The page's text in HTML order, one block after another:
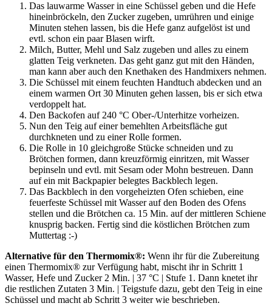
Das lauwarme Wasser in eine Schüssel geben und die Hefe
hineinbröckeln, den Zucker zugeben, umrühren und einige
Minuten stehen lassen, bis die Hefe ganz aufgelöst ist und
evtl. schon ein paar Blasen wirft.
Milch, Butter, Mehl und Salz zugeben und alles zu einem
glatten Teig verkneten. Das geht ganz gut mit den Händen,
man kann aber auch den Knethaken des Handmixers nehmen.
Die Schüssel mit einem feuchten Handtuch abdecken und an
einem warmen Ort 30 Minuten gehen lassen, bis er sich etwa
verdoppelt hat.
Den Backofen auf 240 °C Ober-/Unterhitze vorheizen.
Nun den Teig auf einer bemehlten Arbeitsfläche gut
durchkneten und zu einer Rolle formen.
Die Rolle in 10 gleichgroße Stücke schneiden und zu
Brötchen formen, dann kreuzförmig einritzen, mit Wasser
bepinseln und evtl. mit Sesam oder Mohn bestreuen. Dann
auf ein mit Backpapier belegtes Backblech legen.
Das Backblech in den vorgeheizten Ofen schieben, eine
feuerfeste Schüssel mit Wasser auf den Boden des Ofens
stellen und die Brötchen ca. 15 Min. auf der mittleren Schiene
knusprig backen. Fertig sind die köstlichen Brötchen zum
Muttertag :-)
Alternative für den Thermomix®: Wenn ihr für die Zubereitung
einen Thermomix® zur Verfügung habt, mischt ihr in Schritt 1
Wasser, Hefe und Zucker 2 Min. | 37 °C | Stufe 1. Dann knetet ihr
die restlichen Zutaten 3 Min. | Teigstufe dazu, gebt den Teig in eine
Schüssel und macht ab Schritt 3 weiter wie beschrieben.